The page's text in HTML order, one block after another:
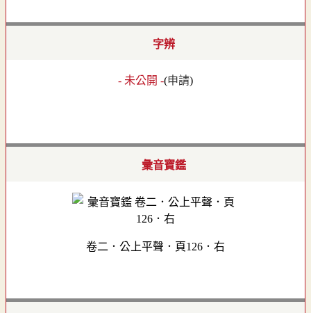
字辨
- 未公開 -(申請)
彙音寶鑑
卷二．公上平聲．頁126．右